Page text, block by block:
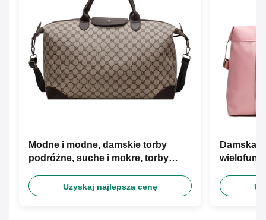
Modne i modne, damskie torby
podróżne, suche i mokre, torby
Uzyskaj najlepszą cenę
Damska